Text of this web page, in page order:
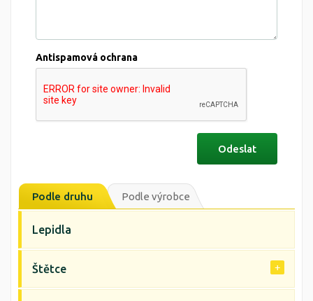
Antispamová ochrana
Podle druhu Podle výrobce
Lepidla
Štětce